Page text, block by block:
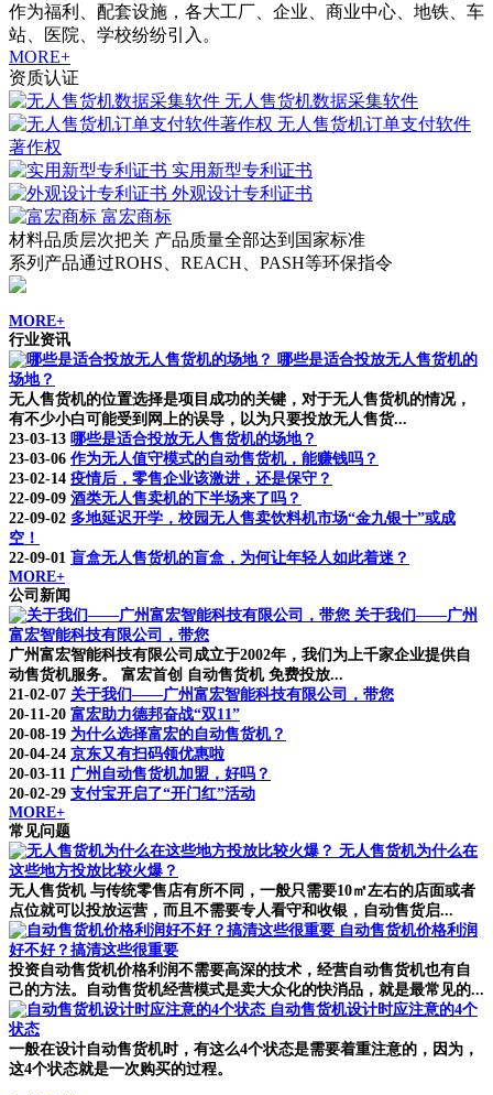
作为福利、配套设施，各大工厂、企业、商业中心、地铁、车
站、医院、学校纷纷引入。
MORE+
资质认证
无人售货机数据采集软件
无人售货机订单支付软件
著作权
实用新型专利证书
外观设计专利证书
富宏商标
材料品质层次把关 产品质量全部达到国家标准
系列产品通过ROHS、REACH、PASH等环保指令
MORE+
行业资讯
哪些是适合投放无人售货机的
场地？
无人售货机的位置选择是项目成功的关键，对于无人售货机的情况，
有不少小白可能受到网上的误导，以为只要投放无人售货...
23-03-13 哪些是适合投放无人售货机的场地？
23-03-06 作为无人值守模式的自动售货机，能赚钱吗？
23-02-14 疫情后，零售企业该激进，还是保守？
22-09-09 酒类无人售卖机的下半场来了吗？
22-09-02 多地延迟开学，校园无人售卖饮料机市场“金九银十”或成
空！
22-09-01 盲盒无人售货机的盲盒，为何让年轻人如此着迷？
MORE+
公司新闻
关于我们——广州
富宏智能科技有限公司，带您
广州富宏智能科技有限公司成立于2002年，我们为上千家企业提供自
动售货机服务。 富宏首创 自动售货机 免费投放...
21-02-07 关于我们——广州富宏智能科技有限公司，带您
20-11-20 富宏助力德邦奋战“双11”
20-08-19 为什么选择富宏的自动售货机？
20-04-24 京东又有扫码领优惠啦
20-03-11 广州自动售货机加盟，好吗？
20-02-29 支付宝开启了“开门红”活动
MORE+
常见问题
无人售货机为什么在
这些地方投放比较火爆？
无人售货机 与传统零售店有所不同，一般只需要10㎡左右的店面或者
点位就可以投放运营，而且不需要专人看守和收银，自动售货启...
自动售货机价格利润
好不好？搞清这些很重要
投资自动售货机价格利润不需要高深的技术，经营自动售货机也有自
己的方法。自动售货机经营模式是卖大众化的快消品，就是最常见的...
自动售货机设计时应注意的4个
状态
一般在设计自动售货机时，有这么4个状态是需要着重注意的，因为，
这4个状态就是一次购买的过程。